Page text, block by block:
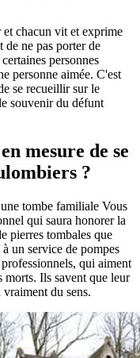
et chacun vit et exprime
ne pas porter de
personnes
personne aimée. C'est
se recueillir sur le
souvenir du défunt
mesure de se
?
tombe familiale Vous
qui saura honorer la
pierres tombales que
un service de pompes
qui aiment
morts. Ils savent que leur
du sens.